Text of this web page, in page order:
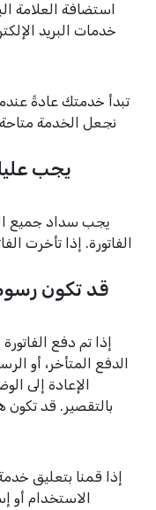
استضافة العلامة
خدمات البريد
تبدأ خدمتك عادةً
نجعل الخدمة
يجب سداد جميع
الفاتورة. إذا تأخرت
إذا تم دفع
الدفع المتأخر، أو
الإعادة إلى
بالتقصير. قد تكون
إذا قمنا بتعليق
الاستخدام أو